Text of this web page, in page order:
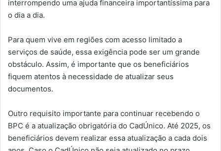
interrompendo uma ajuda financeira importantíssima para
o dia a dia.
Para quem vive em regiões com acesso limitado a
serviços de saúde, essa exigência pode ser um grande
obstáculo. Assim, é importante que os beneficiários
fiquem atentos à necessidade de atualizar seus
documentos.
Outro requisito importante para continuar recebendo o
BPC é a atualização obrigatória do CadÚnico. Até 2025, os
beneficiários devem realizar essa atualização a cada dois